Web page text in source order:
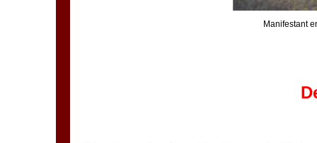
Manifestant